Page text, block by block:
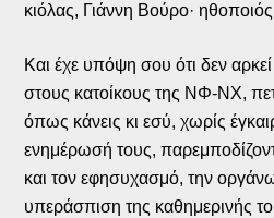
κιόλας, Γιάννη Βούρο· ηθοποιός
Και έχε υπόψη σου ότι δεν
στους κατοίκους της ΝΦ-ΝΧ,
όπως κάνεις κι εσύ, χωρίς
ενημέρωσή τους,
και τον εφησυχασμό, την
υπεράσπιση της καθημερινής